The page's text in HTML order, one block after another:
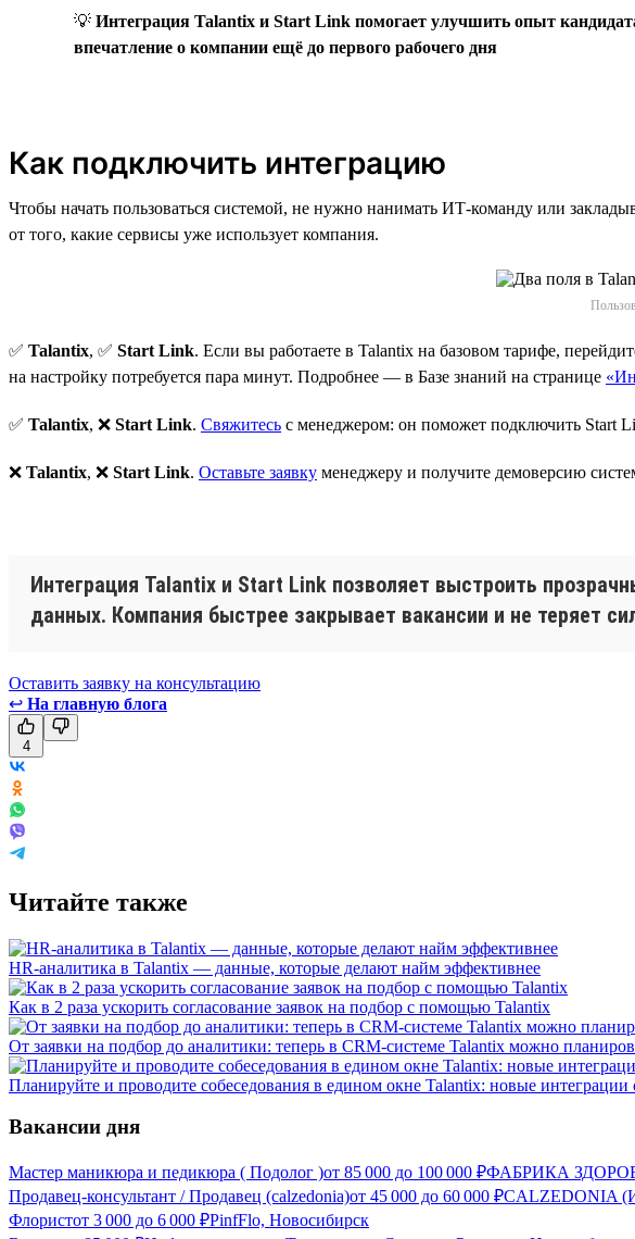
💡 Интеграция Talantix и Start Link помогает улучшить опыт
впечатление о компании ещё до первого рабочего дня
Как подключить интеграцию
Чтобы начать пользоваться системой, не нужно нанимать ИТ-команду или
от того, какие сервисы уже использует компания.
✅ Talantix, ✅ Start Link. Если вы работаете в Talantix на базовом тарифе,
на настройку потребуется пара минут. Подробнее — в Базе знаний на странице
✅ Talantix, ❌ Start Link. Свяжитесь с менеджером: он поможет подключить Start
❌ Talantix, ❌ Start Link. Оставьте заявку менеджеру и получите демоверсию
Интеграция Talantix и Start Link позволяет выстроить
данных. Компания быстрее закрывает вакансии и не теряет
Оставить заявку на консультацию
↩ На главную блога
4
Читайте также
HR-аналитика в Talantix — данные, которые делают найм эффективнее
Как в 2 раза ускорить согласование заявок на подбор с помощью Talantix
От заявки на подбор до аналитики: теперь в CRM-системе Talantix можно
Планируйте и проводите собеседования в едином окне Talantix: новые
Вакансии дня
Мастер маникюра и педикюра ( Подолог )от 85 000 до 100 000 ₽ФАБРИКА
Продавец-консультант / Продавец (calzedonia)от 45 000 до 60 000 ₽CALZEDONIA
Флористот 3 000 до 6 000 ₽PinfFlo, Новосибирск